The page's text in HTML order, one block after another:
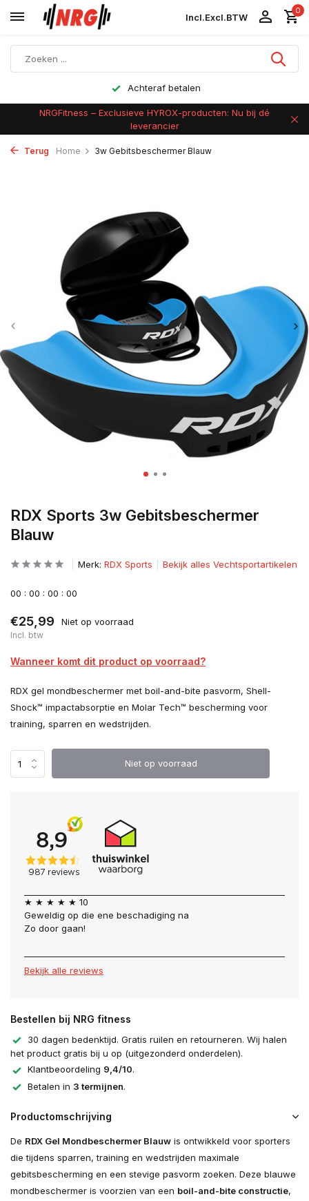
Incl.Excl.BTW
0
Achteraf betalen
NRGFitness – Exclusieve HYROX-producten: Nu bij dé
leverancier
Terug Home 3w Gebitsbeschermer Blauw
RDX Sports 3w Gebitsbeschermer
Blauw
Merk: RDX Sports Bekijk alles Vechtsportartikelen
00 : 00 : 00 : 00
€25,99 Niet op voorraad
Incl. btw
Wanneer komt dit product op voorraad?
RDX gel mondbeschermer met boil-and-bite pasvorm, Shell-
Shock™ impactabsorptie en Molar Tech™ bescherming voor
training, sparren en wedstrijden.
Niet op voorraad
★ ★ ★ ★ ★ 10
Geweldig op die ene beschadiging na
Zo door gaan!
Bekijk alle reviews
Bestellen bij NRG fitness
30 dagen bedenktijd. Gratis ruilen en retourneren. Wij halen
het product gratis bij u op (uitgezonderd onderdelen).
Klantbeoordeling 9,4/10.
Betalen in 3 termijnen.
Productomschrijving
De RDX Gel Mondbeschermer Blauw is ontwikkeld voor sporters
die tijdens sparren, training en wedstrijden maximale
gebitsbescherming en een stevige pasvorm zoeken. Deze blauwe
mondbeschermer is voorzien van een boil-and-bite constructie,